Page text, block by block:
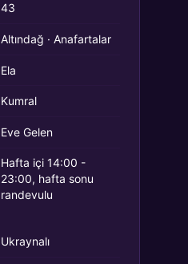
43
Altındağ · Anafartalar
Ela
Kumral
Eve Gelen
Hafta içi 14:00 -
23:00, hafta sonu
randevulu
Ukraynalı